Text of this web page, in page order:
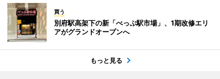
買う
別府駅高架下の新「べっぷ駅市場」、1期改修エリ
アがグランドオープンへ
もっと見る